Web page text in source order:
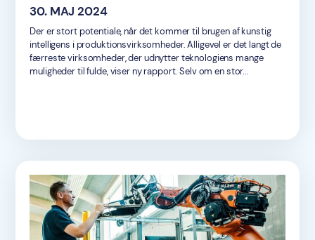
30. MAJ 2024
Der er stort potentiale, når det kommer til brugen af kunstig
intelligens i produktionsvirksomheder. Alligevel er det langt de
færreste virksomheder, der udnytter teknologiens mange
muligheder til fulde, viser ny rapport. Selv om en stor...